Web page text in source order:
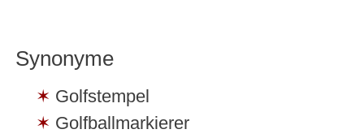
Synonyme
Golfstempel
Golfballmarkierer